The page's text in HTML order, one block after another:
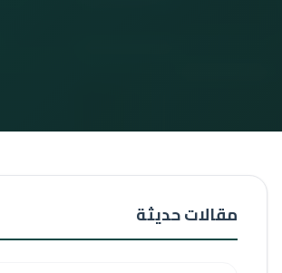
مقالات حديثة